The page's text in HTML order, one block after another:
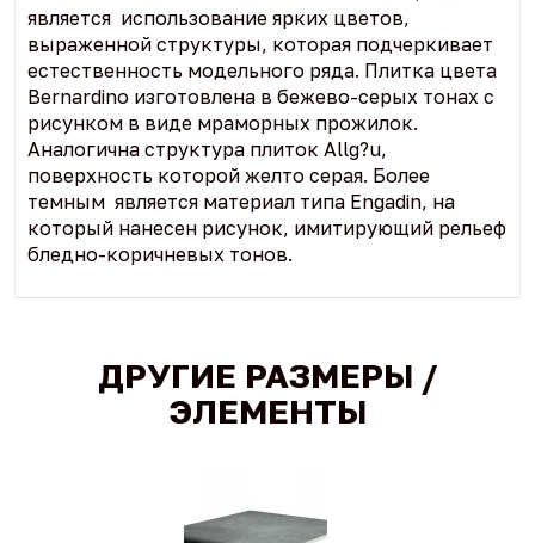
является использование ярких цветов,
выраженной структуры, которая подчеркивает
естественность модельного ряда. Плитка цвета
Bernardino изготовлена в бежево-серых тонах с
рисунком в виде мраморных прожилок.
Аналогична структура плиток Allg?u,
поверхность которой желто серая. Более
темным является материал типа Engadin, на
который нанесен рисунок, имитирующий рельеф
бледно-коричневых тонов.
ДРУГИЕ РАЗМЕРЫ /
ЭЛЕМЕНТЫ